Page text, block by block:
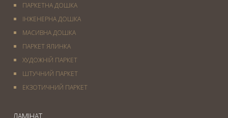
ПАРКЕТНА ДОШКА
ІНЖЕНЕРНА ДОШКА
МАСИВНА ДОШКА
ПАРКЕТ ЯЛИНКА
ХУДОЖНІЙ ПАРКЕТ
ШТУЧНИЙ ПАРКЕТ
ЕКЗОТИЧНИЙ ПАРКЕТ
ЛАМІНАТ